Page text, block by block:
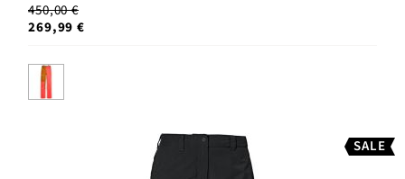
450,00 €
269,99 €
SALE